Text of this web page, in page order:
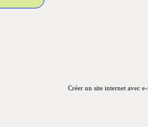
Créer un site internet avec